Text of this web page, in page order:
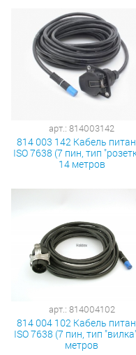
арт.: 814003142
814 003 142 Кабель
ISO 7638 (7 пин, тип
14 метров
арт.: 814004102
814 004 102 Кабель
ISO 7638 (7 пин, тип
метров